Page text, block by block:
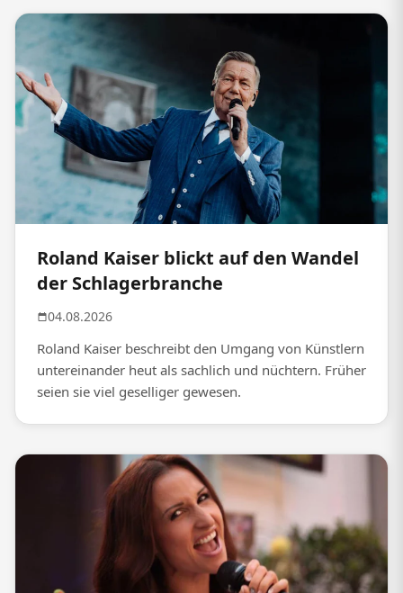
Roland Kaiser blickt auf den Wandel
der Schlagerbranche
04.08.2026
Roland Kaiser beschreibt den Umgang von Künstlern
untereinander heut als sachlich und nüchtern. Früher
seien sie viel geselliger gewesen.